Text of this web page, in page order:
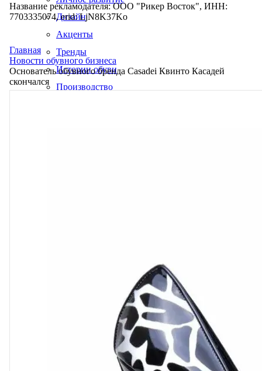
Дизайн
Акценты
Тренды
Истории обуви
Производство
Название рекламодателя: ООО "Рикер Восток", ИНН:
7703335074, erid: LjN8K37Ko
Главная
Новости обувного бизнеса
Основатель обувного бренда Casadei Квинто Касадей
скончался